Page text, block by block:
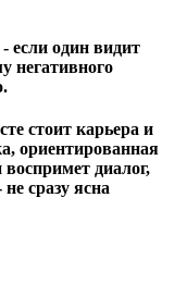
если один видит
негативного
стоит карьера и
ориентированная
диалог,
сразу ясна